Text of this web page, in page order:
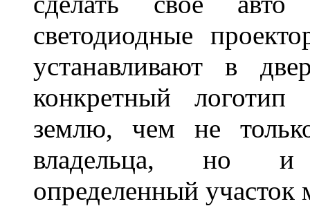
светодиодные
устанавливают в
конкретный логотип
землю, чем не
владельца, но и
определенный участок